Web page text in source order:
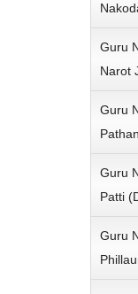
Guru
Narot
Guru
Guru
Patti
Guru